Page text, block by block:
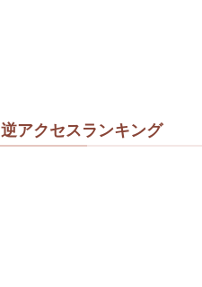
逆アクセスランキング